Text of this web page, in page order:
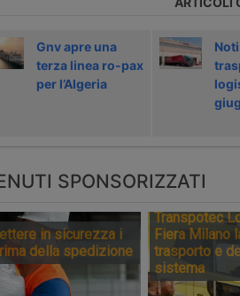
Gnv apre una
terza linea ro-pax
per l’Algeria
SPONSORIZZATI
in sicurezza i
della spedizione
Transpotec
Fiera Milano
trasporto e
sistema